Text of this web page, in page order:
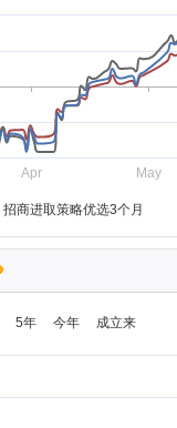
Apr May
招商进取策略优选3个月
5年 今年 成立来